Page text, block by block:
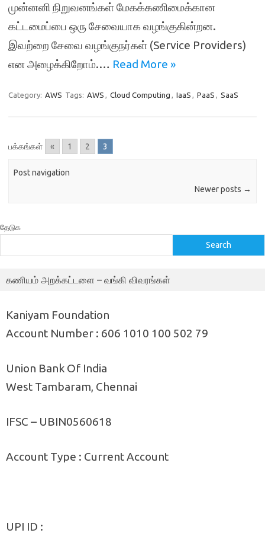
முன்னனி நிறுவனங்கள் மேகக்கணிமைக்கான
கட்டமைப்பை ஒரு சேவையாக வழங்குகின்றன.
இவற்றை சேவை வழங்குநர்கள் (Service Providers)
என அழைக்கிறோம்.… Read More »
Category: AWS Tags: AWS , Cloud Computing , IaaS , PaaS , SaaS
பக்கங்கள் « 1 2 3
Post navigation
Newer posts →
தேடுக
Search
கணியம் அறக்கட்டளை – வங்கி விவரங்கள்
Kaniyam Foundation
Account Number : 606 1010 100 502 79
Union Bank Of India
West Tambaram, Chennai
IFSC – UBIN0560618
Account Type : Current Account
UPI ID :